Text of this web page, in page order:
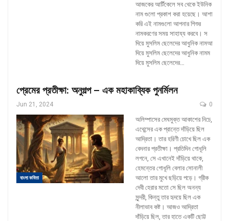
আজকের আর্টিকেলে সব থেকে ইউনিক
নাম গুলো প্রকাশ করা হয়েছে। আশা
করি এই নামগুলো আপনার শিশুর
নামকরণের সময় সাহায্য করবে। স
দিয়ে মুসলিম ছেলেদের আধুনিক নামআ
দিয়ে মুসলিম ছেলেদের আধুনিক নামম
দিয়ে মুসলিম ছেলেদের…
প্রেমের প্রতীক্ষা: অনুগল্প – এক মহাকাব্যিক পুনর্মিলন
Jun 21, 2024 0
বাংলা কবিতা
অলিম্পাসের মেঘমুক্ত আকাশের নিচে,
এথেন্সের এক প্রান্তে দাঁড়িয়ে ছিল
আদ্রিতা। তার হরিণী চোখে ছিল এক
বেদনার প্রতীক্ষা। প্রতিদিন গোধূলি
লগনে, সে এখানেই দাঁড়িয়ে থাকে,
হেমন্তের গোধূলি বেলার সোনালী
আলো তার মুখে ছড়িয়ে পড়ে। গ্রীক
দেবী হেরার মতো সে ছিল অনন্য
সুন্দরী, কিন্তু তার হৃদয়ে ছিল এক
নীলাভাব কষ্ট। আজও আদ্রিতা
দাঁড়িয়ে ছিল, তার হাতে একটি ছোট্ট